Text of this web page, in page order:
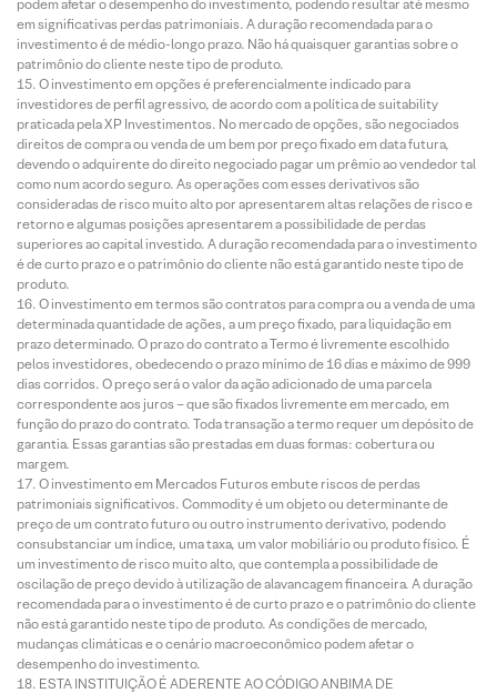
podem afetar o desempenho do investimento, podendo resultar até mesmo
em significativas perdas patrimoniais. A duração recomendada para o
investimento é de médio-longo prazo. Não há quaisquer garantias sobre o
patrimônio do cliente neste tipo de produto.
O investimento em opções é preferencialmente indicado para
investidores de perfil agressivo, de acordo com a política de suitability
praticada pela XP Investimentos. No mercado de opções, são negociados
direitos de compra ou venda de um bem por preço fixado em data futura,
devendo o adquirente do direito negociado pagar um prêmio ao vendedor tal
como num acordo seguro. As operações com esses derivativos são
consideradas de risco muito alto por apresentarem altas relações de risco e
retorno e algumas posições apresentarem a possibilidade de perdas
superiores ao capital investido. A duração recomendada para o investimento
é de curto prazo e o patrimônio do cliente não está garantido neste tipo de
produto.
O investimento em termos são contratos para compra ou a venda de uma
determinada quantidade de ações, a um preço fixado, para liquidação em
prazo determinado. O prazo do contrato a Termo é livremente escolhido
pelos investidores, obedecendo o prazo mínimo de 16 dias e máximo de 999
dias corridos. O preço será o valor da ação adicionado de uma parcela
correspondente aos juros – que são fixados livremente em mercado, em
função do prazo do contrato. Toda transação a termo requer um depósito de
garantia. Essas garantias são prestadas em duas formas: cobertura ou
margem.
O investimento em Mercados Futuros embute riscos de perdas
patrimoniais significativos. Commodity é um objeto ou determinante de
preço de um contrato futuro ou outro instrumento derivativo, podendo
consubstanciar um índice, uma taxa, um valor mobiliário ou produto físico. É
um investimento de risco muito alto, que contempla a possibilidade de
oscilação de preço devido à utilização de alavancagem financeira. A duração
recomendada para o investimento é de curto prazo e o patrimônio do cliente
não está garantido neste tipo de produto. As condições de mercado,
mudanças climáticas e o cenário macroeconômico podem afetar o
desempenho do investimento.
ESTA INSTITUIÇÃO É ADERENTE AO CÓDIGO ANBIMA DE